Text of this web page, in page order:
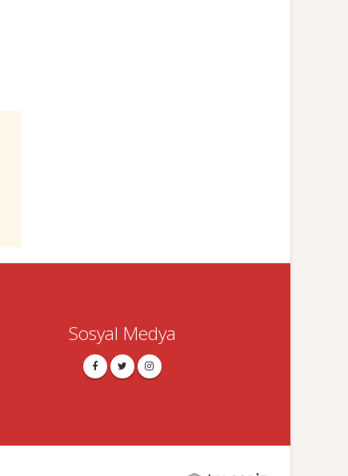
Sosyal Medya